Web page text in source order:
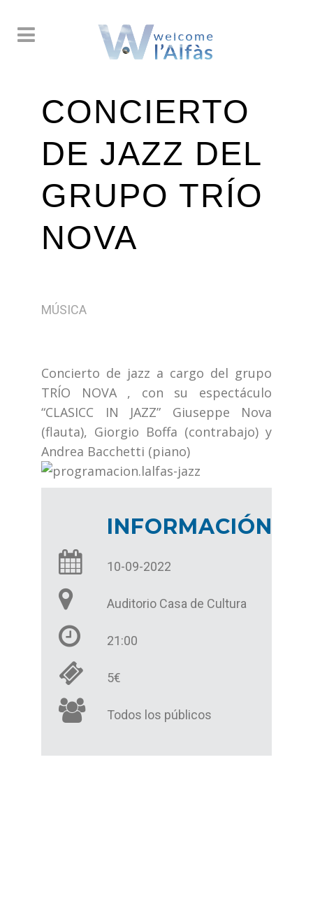
CONCIERTO
DE JAZZ DEL
GRUPO TRÍO
NOVA
MÚSICA
Concierto de jazz a cargo del grupo
TRÍO NOVA , con su espectáculo
“CLASICC IN JAZZ” Giuseppe Nova
(flauta), Giorgio Boffa (contrabajo) y
Andrea Bacchetti (piano)
INFORMACIÓN
10-09-2022
Auditorio Casa de Cultura
21:00
5€
Todos los públicos